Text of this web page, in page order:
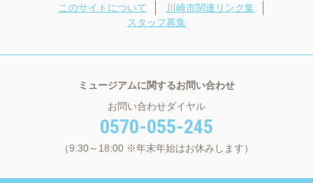
このサイトについて
川崎市関連リンク集
スタッフ募集
ミュージアムに関するお問い合わせ
お問い合わせダイヤル
0570-055-245
（9:30～18:00 ※年末年始はお休みします）